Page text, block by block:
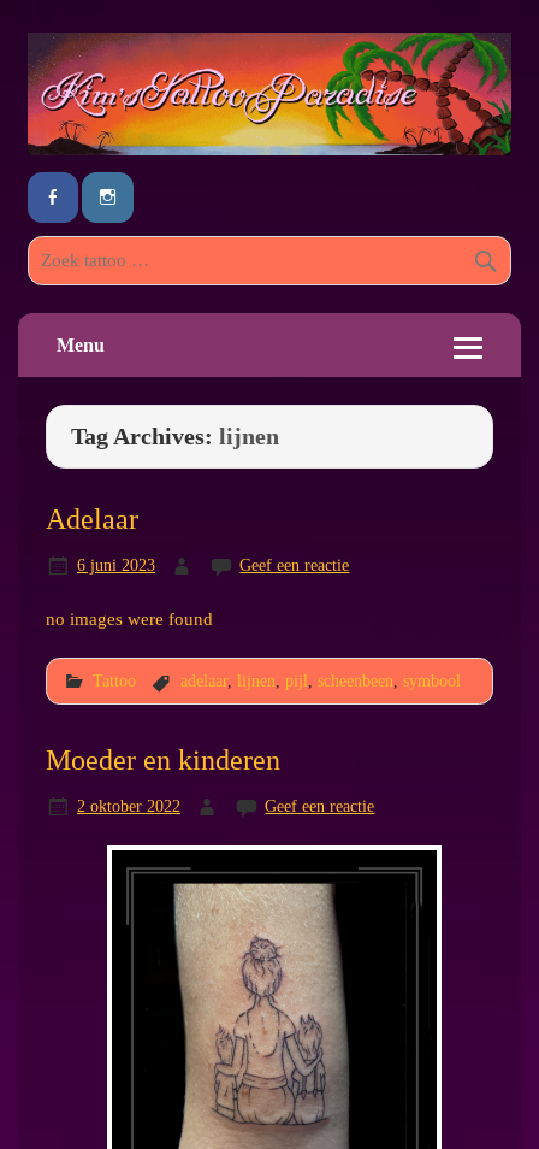
Menu
Tag Archives: lijnen
Adelaar
6 juni 2023 Geef een reactie
no images were found
Tattoo adelaar, lijnen pijl scheenbeen symbool
Moeder en kinderen
2 oktober 2022 Geef een reactie